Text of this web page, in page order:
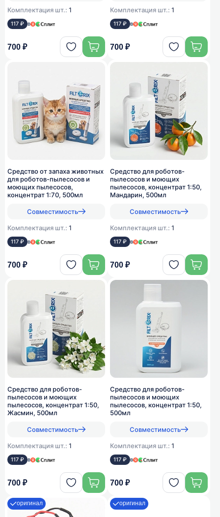
Комплектация шт.: 1
117 ₽ в
700 ₽
Комплектация шт.: 1
117 ₽ в
700 ₽
Средство от запаха животных
для роботов-пылесосов и
моющих пылесосов,
концентрат 1:70, 500мл
Совместимость
Комплектация шт.: 1
117 ₽ в
700 ₽
Средство для роботов-
пылесосов и моющих
пылесосов, концентрат 1:50,
Мандарин, 500мл
Совместимость
Комплектация шт.: 1
117 ₽ в
700 ₽
Средство для роботов-
пылесосов и моющих
пылесосов, концентрат 1:50,
Жасмин, 500мл
Совместимость
Комплектация шт.: 1
117 ₽ в
700 ₽
Средство для роботов-
пылесосов и моющих
пылесосов, концентрат 1:50,
500мл
Совместимость
Комплектация шт.: 1
117 ₽ в
700 ₽
оригинал оригинал